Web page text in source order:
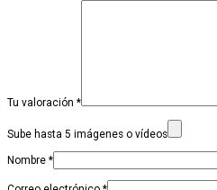
Tu valoración *
Sube hasta 5 imágenes o vídeos
Nombre *